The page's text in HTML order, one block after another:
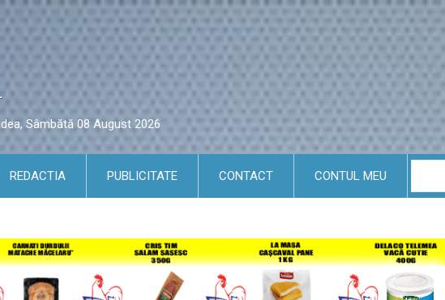
Sâmbătă 08 August 2026
REDACTIA PUBLICITATE CONTACT CONTUL MEU